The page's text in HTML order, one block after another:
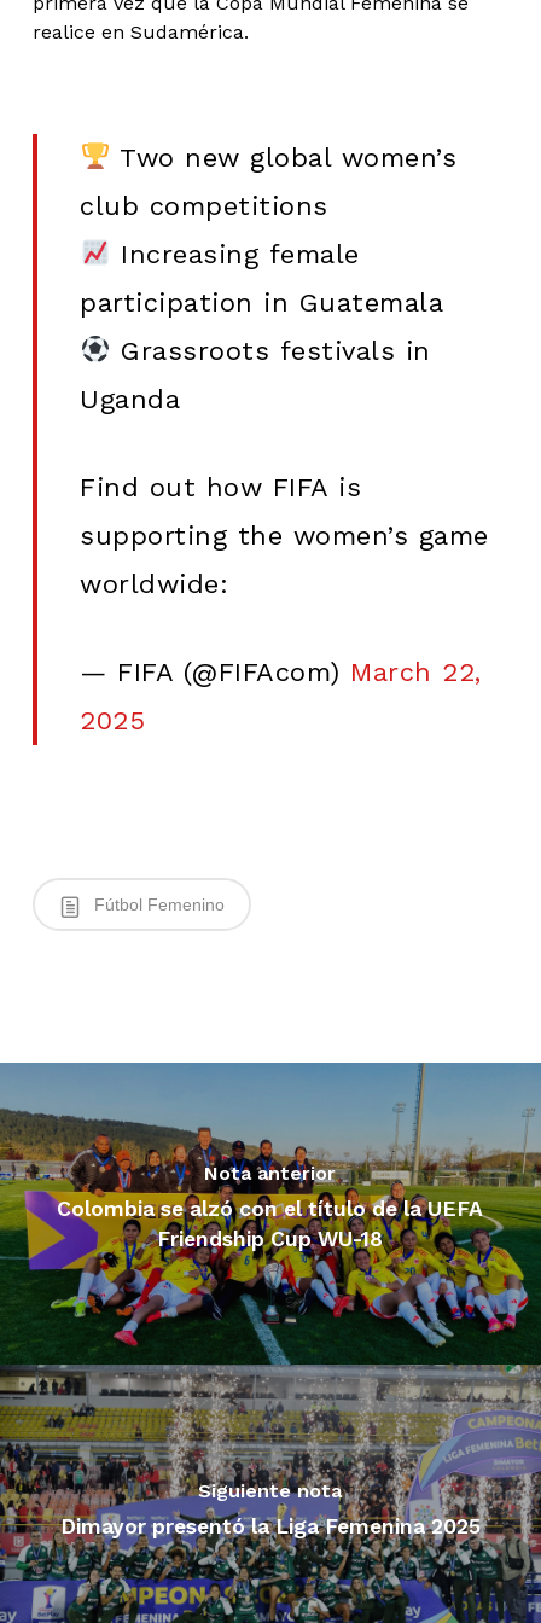
realice en Sudamérica.
Two new global women’s
club competitions
Increasing female
participation in Guatemala
Grassroots festivals in
Uganda
Find out how FIFA is
supporting the women’s game
worldwide:
— FIFA (@FIFAcom) March 22,
2025
Fútbol Femenino
Nota anterior
Colombia se alzó con el título de la UEFA
Friendship Cup WU-18
Siguiente nota
Dimayor presentó la Liga Femenina 2025